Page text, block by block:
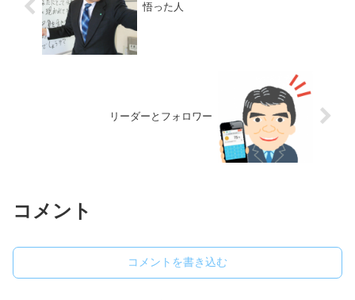
悟った人
リーダーとフォロワー
コメント
コメントを書き込む